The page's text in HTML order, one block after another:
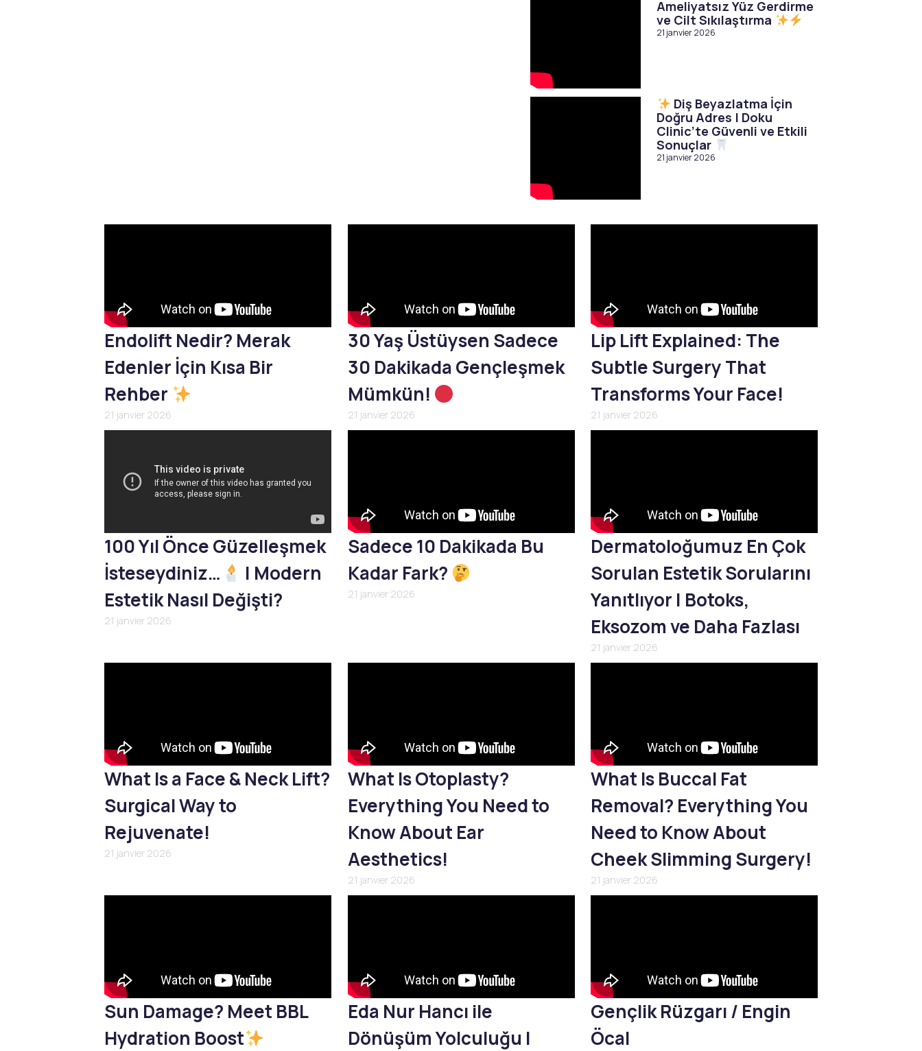
Ameliyatsız Yüz Gerdirme
ve Cilt Sıkılaştırma
21 janvier 2026
Diş Beyazlatma İçin
Doğru Adres | Doku
Clinic’te Güvenli ve Etkili
Sonuçlar
21 janvier 2026
Endolift Nedir? Merak
Edenler İçin Kısa Bir
Rehber
21 janvier 2026
30 Yaş Üstüysen Sadece
30 Dakikada Gençleşmek
Mümkün!
21 janvier 2026
Lip Lift Explained: The
Subtle Surgery That
Transforms Your Face!
21 janvier 2026
100 Yıl Önce Güzelleşmek
İsteseydiniz…
| Modern
Estetik Nasıl Değişti?
21 janvier 2026
Sadece 10 Dakikada Bu
Kadar Fark?
21 janvier 2026
Dermatoloğumuz En Çok
Sorulan Estetik Sorularını
Yanıtlıyor | Botoks,
Eksozom ve Daha Fazlası
21 janvier 2026
What Is a Face & Neck Lift?
Surgical Way to
Rejuvenate!
21 janvier 2026
What Is Otoplasty?
Everything You Need to
Know About Ear
Aesthetics!
21 janvier 2026
What Is Buccal Fat
Removal? Everything You
Need to Know About
Cheek Slimming Surgery!
21 janvier 2026
Sun Damage? Meet BBL
Hydration Boost
Eda Nur Hancı ile
Dönüşüm Yolculuğu |
Gençlik Rüzgarı / Engin
Öcal